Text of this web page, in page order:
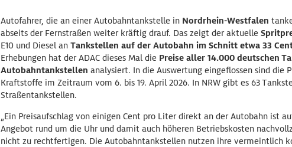
Autofahrer, die an einer Autobahntankstelle in Nordrhein-Westfalen
abseits der Fernstraßen weiter kräftig drauf. Das zeigt der aktuelle S
E10 und Diesel an Tankstellen auf der Autobahn im Schnitt etwa 33
Erhebungen hat der ADAC dieses Mal die Preise aller 14.000 deutschen
Autobahntankstellen analysiert. In die Auswertung eingeflossen sind die
Kraftstoffe im Zeitraum vom 6. bis 19. April 2026. In NRW gibt es 63
Straßentankstellen.
„Ein Preisaufschlag von einigen Cent pro Liter direkt an der Autobahn ist
Angebot rund um die Uhr und damit auch höheren Betriebskosten
nicht zu rechtfertigen. Die Autobahntankstellen nutzen ihre vermeintlich